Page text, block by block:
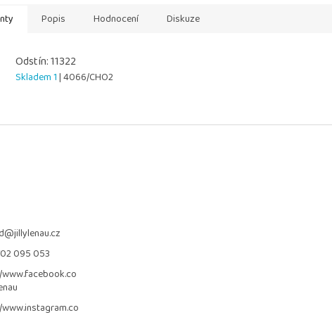
Popis Hodnocení Diskuze
Odstín: 11322
Skladem 1| 4066/CHO2
@jillylenau.cz
095 053